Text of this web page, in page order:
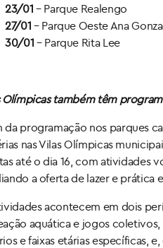
23/01 – Parque Realengo
27/01 – Parque Oeste Ana
30/01 – Parque Rita Lee
Olímpicas também têm
da programação nos parques
nas Vilas Olímpicas
até o dia 16, com atividades
a oferta de lazer e prática
acontecem em dois
aquática e jogos
e faixas etárias específicas,